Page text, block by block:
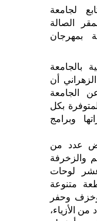
لجامعة
الصالة
بمهرجان
بالجامعة
أن
الجامعة
بكل
وبرامج
عدد من
والزخرفة
عشر لوحات
متنوعة
وحفر
الأزياء،